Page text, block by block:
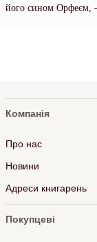
його сином Орфеєм,
Компанія
Про нас
Новини
Адреси книгарень
Покупцеві